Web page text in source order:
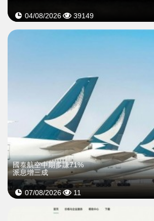
04/08/2026 39149
國泰航空中期多賺71%
派息增三成
07/08/2026 11